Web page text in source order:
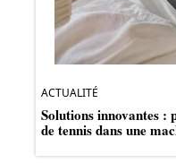
ACTUALITÉ
Solutions innovantes
de tennis dans une